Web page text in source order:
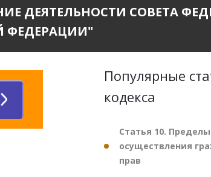
ДЕЯТЕЛЬНОСТИ СОВЕТА
ФЕДЕРАЦИИ"
Популярные
кодекса
Статья 10. Пределы
осуществления
прав